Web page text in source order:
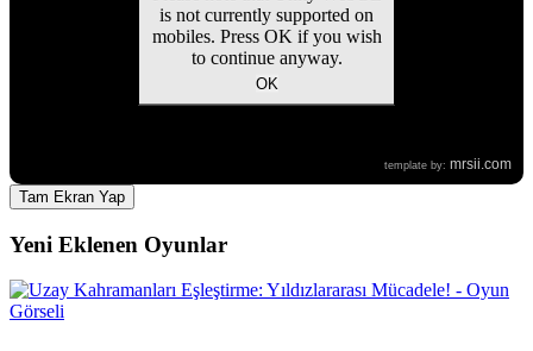
Tam Ekran Yap
Yeni Eklenen Oyunlar